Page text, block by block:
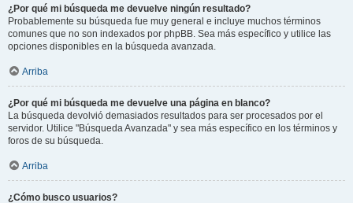
¿Por qué mi búsqueda me devuelve ningún resultado?
Probablemente su búsqueda fue muy general e incluye muchos términos
comunes que no son indexados por phpBB. Sea más específico y utilice las
opciones disponibles en la búsqueda avanzada.
Arriba
¿Por qué mi búsqueda me devuelve una página en blanco?
La búsqueda devolvió demasiados resultados para ser procesados por el
servidor. Utilice "Búsqueda Avanzada" y sea más específico en los términos y
foros de su búsqueda.
Arriba
¿Cómo busco usuarios?